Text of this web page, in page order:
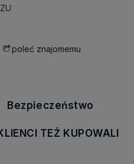
poleć znajomemu
Bezpieczeństwo
nie zawiera ewentualnych
TEŻ KUPOWALI